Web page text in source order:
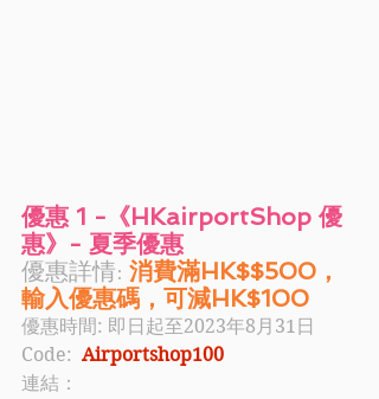
優惠 1 -《HKairportShop 優
惠》- 夏季優惠
優惠詳情: 消費滿HK$$500，
輸入優惠碼，可減HK$100
優惠時間: 即日起至2023年8月31日
Code: Airportshop100
連結：